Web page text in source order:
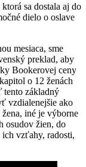
sa dostala aj do
dielo o oslave
mesiaca, sme
preklad, aby
Bookerovej ceny
o 12 ženách
tento základný
vzdialenejšie ako
iné je výborne
osudov žien, do
ich vzťahy, radosti,